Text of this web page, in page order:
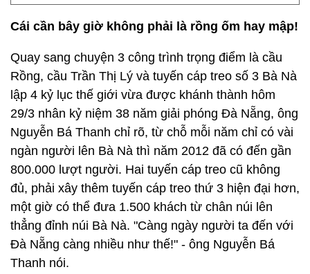
Cái cần bây giờ không phải là rồng ốm hay mập!
Quay sang chuyện 3 công trình trọng điểm là cầu
Rồng, cầu Trần Thị Lý và tuyến cáp treo số 3 Bà Nà
lập 4 kỷ lục thế giới vừa được khánh thành hôm
29/3 nhân kỷ niệm 38 năm giải phóng Đà Nẵng, ông
Nguyễn Bá Thanh chỉ rõ, từ chỗ mỗi năm chỉ có vài
ngàn người lên Bà Nà thì năm 2012 đã có đến gần
800.000 lượt người. Hai tuyến cáp treo cũ không
đủ, phải xây thêm tuyến cáp treo thứ 3 hiện đại hơn,
một giờ có thể đưa 1.500 khách từ chân núi lên
thẳng đỉnh núi Bà Nà. "Càng ngày người ta đến với
Đà Nẵng càng nhiều như thế!" - ông Nguyễn Bá
Thanh nói.